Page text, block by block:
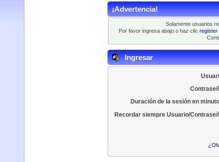
¡Advertencia!
Solamente usuarios
Por favor ingresa abajo o haz clic register
Ingresar
Duración de la sesión en
Recordar siempre Usuario/